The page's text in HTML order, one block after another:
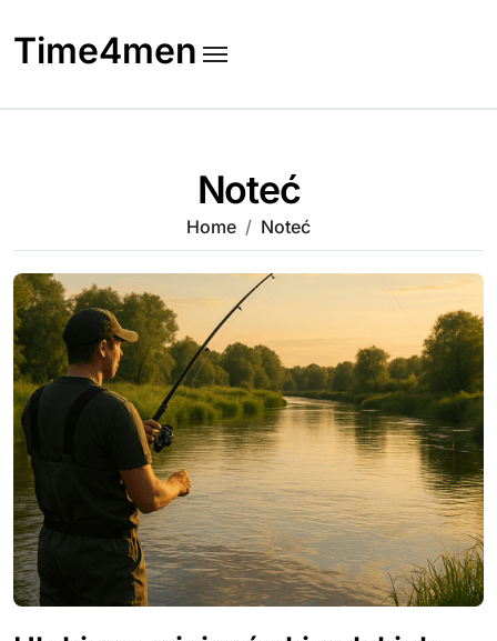
to
content
Time4men
Noteć
Home Noteć